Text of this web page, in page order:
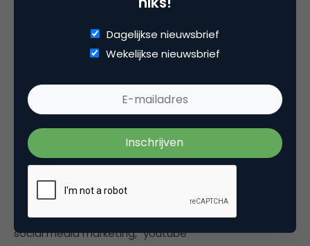
van Marketingfacts.
Categorie
Media
social media marketing, youtube
Dagelijkse nieuwsbrief
Wekelijkse nieuwsbrief